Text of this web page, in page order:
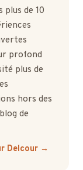
de 10
profond
plus de
hors des
de
Delcour →